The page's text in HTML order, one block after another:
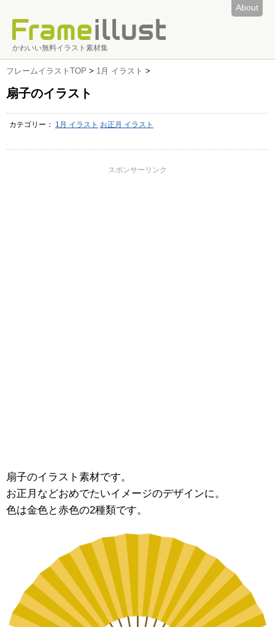
About
かわいい無料イラスト素材集
フレームイラストTOP > 1月 イラスト >
扇子のイラスト
カテゴリー： 1月 イラスト お正月 イラスト
スポンサーリンク
扇子のイラスト素材です。
お正月などおめでたいイメージのデザインに。
色は金色と赤色の2種類です。